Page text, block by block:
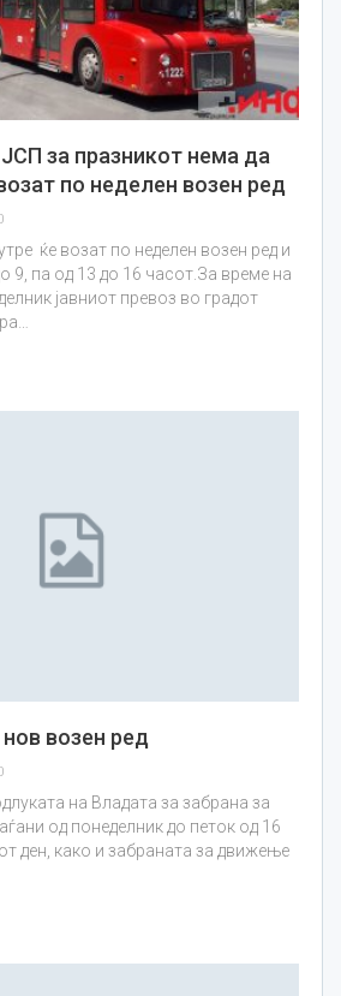
за празникот нема да
по неделен возен ред
ќе возат по неделен возен ред и
9, па од 13 до 16 часот.За време на
јавниот превоз во градот
возен ред
на Владата за забрана за
од понеделник до петок од 16
ден, како и забраната за движење